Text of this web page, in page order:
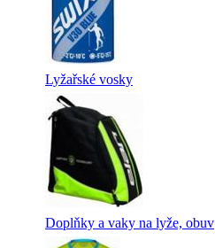
Lyžařské vosky
Doplňky a vaky na lyže, obuv